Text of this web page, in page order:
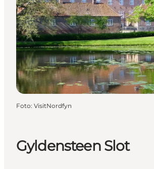
Overnatning
Book lokale oplevelser
Gyldensteen Slot
Foto: VisitNordfyn